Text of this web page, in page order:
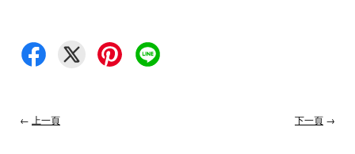
← 上一頁 下一頁 →